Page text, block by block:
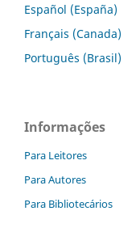
Español (España)
Français (Canada)
Português (Brasil)
Informações
Para Leitores
Para Autores
Para Bibliotecários